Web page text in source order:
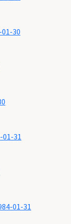
30
31
01-31